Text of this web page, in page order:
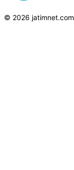
© 2026 jatimnet.com